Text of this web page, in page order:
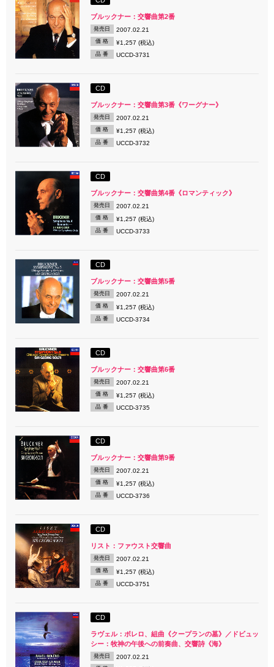
ブルックナー：交響曲第2番
発売日 2007.02.21
価 格 ¥1,257 (税込)
品 番 UCCD-3731
CD
ブルックナー：交響曲第3番《ワーグナー》
発売日 2007.02.21
価 格 ¥1,257 (税込)
品 番 UCCD-3732
CD
ブルックナー：交響曲第4番《ロマンティック》
発売日 2007.02.21
価 格 ¥1,257 (税込)
品 番 UCCD-3733
CD
ブルックナー：交響曲第5番
発売日 2007.02.21
価 格 ¥1,257 (税込)
品 番 UCCD-3734
CD
ブルックナー：交響曲第6番
発売日 2007.02.21
価 格 ¥1,257 (税込)
品 番 UCCD-3735
CD
ブルックナー：交響曲第9番
発売日 2007.02.21
価 格 ¥1,257 (税込)
品 番 UCCD-3736
CD
リスト：ファウスト交響曲
発売日 2007.02.21
価 格 ¥1,257 (税込)
品 番 UCCD-3751
CD
ラヴェル：ボレロ、組曲《クープランの墓》／ドビュッ
シー：牧神の午後への前奏曲、交響詩《海》
発売日 2007.02.21